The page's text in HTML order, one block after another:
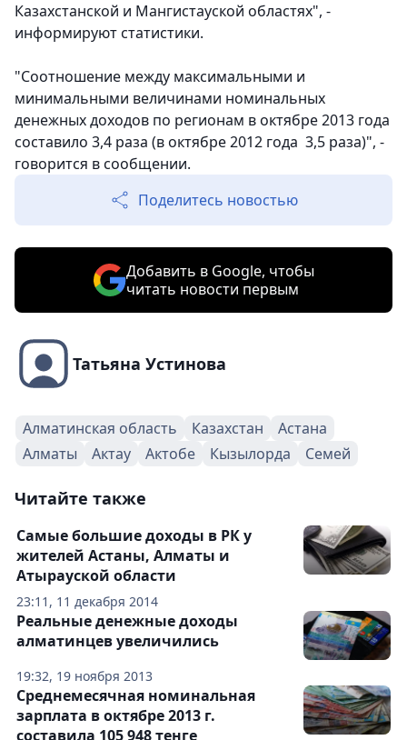
Казахстанской и Мангистауской областях", -
информируют статистики.
"Соотношение между максимальными и
минимальными величинами номинальных
денежных доходов по регионам в октябре 2013 года
составило 3,4 раза (в октябре 2012 года 3,5 раза)", -
говорится в сообщении.
Поделитесь новостью
Добавить в Google, чтобы
читать новости первым
Татьяна Устинова
Алматинская область Казахстан
Астана
Алматы
Актау Актобе Кызылорда Семей
Читайте также
23:11, 11 декабря 2014
Самые большие доходы в РК у
жителей Астаны, Алматы и
Атырауской области
19:32, 19 ноября 2013
Реальные денежные доходы
алматинцев увеличились
Среднемесячная номинальная
зарплата в октябре 2013 г.
составила 105 948 тенге